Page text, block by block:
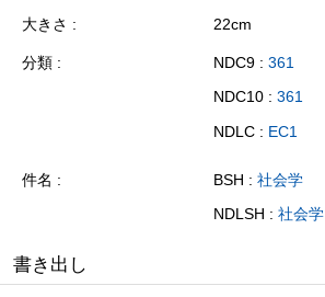
大きさ
22cm
分類 NDC9 : 361
NDC10 : 361
NDLC : EC1
件名 BSH : 社会学
NDLSH : 社会学
書き出し